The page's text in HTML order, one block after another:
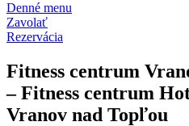
Denné menu
Zavolať
Rezervácia
Fitness centrum
– Fitness centrum
Vranov nad Topľou